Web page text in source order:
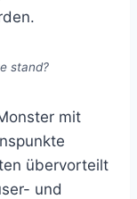
stand?
mit
übervorteilt
und